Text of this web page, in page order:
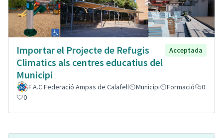
Importar el Projecte de Refugis
Climatics als centres educatius del
Municipi
Acceptada
F.A.C Federació Ampas de Calafell Municipi Formació
0
0